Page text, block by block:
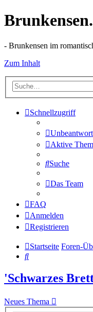
- Brunkensen im
Zum Inhalt
Schnellzugriff
Aktive
Suche
Das Team
FAQ
Anmelden
Registrieren
Startseite Foren-
Suche
'Schwarzes
Neues Thema